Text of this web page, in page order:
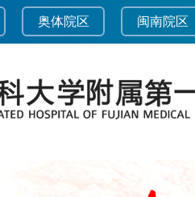
奥体院区 闽南院区